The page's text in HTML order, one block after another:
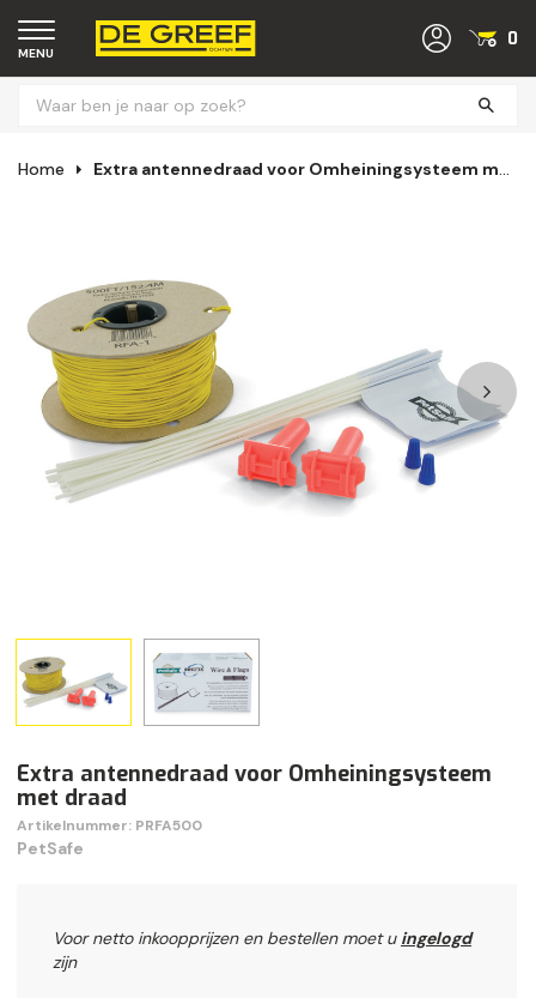
MENU
0
Home Extra antennedraad voor Omheiningsysteem met draad
Extra antennedraad voor Omheiningsysteem
met draad
Artikelnummer: PRFA500
PetSafe
Voor netto inkoopprijzen en bestellen moet u ingelogd
zijn